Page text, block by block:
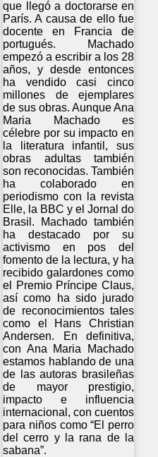
que llegó a doctorarse en
París. A causa de ello fue
docente en Francia de
portugués. Machado
empezó a escribir a los 28
años, y desde entonces
ha vendido casi cinco
millones de ejemplares
de sus obras. Aunque Ana
Maria Machado es
célebre por su impacto en
la literatura infantil, sus
obras adultas también
son reconocidas. También
ha colaborado en
periodismo con la revista
Elle, la BBC y el Jornal do
Brasil. Machado también
ha destacado por su
activismo en pos del
fomento de la lectura, y ha
recibido galardones como
el Premio Príncipe Claus,
así como ha sido jurado
de reconocimientos tales
como el Hans Christian
Andersen. En definitiva,
con Ana Maria Machado
estamos hablando de una
de las autoras brasileñas
de mayor prestigio,
impacto e influencia
internacional, con cuentos
para niños como “El perro
del cerro y la rana de la
sabana”.